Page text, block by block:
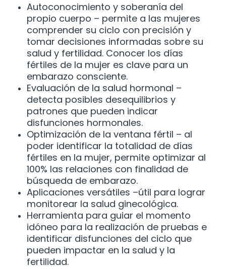
Autoconocimiento y soberanía del
propio cuerpo – permite a las mujeres
comprender su ciclo con precisión y
tomar decisiones informadas sobre su
salud y fertilidad. Conocer los días
fértiles de la mujer es clave para un
embarazo consciente.
Evaluación de la salud hormonal –
detecta posibles desequilibrios y
patrones que pueden indicar
disfunciones hormonales.
Optimización de la ventana fértil – al
poder identificar la totalidad de días
fértiles en la mujer, permite optimizar al
100% las relaciones con finalidad de
búsqueda de embarazo.
Aplicaciones versátiles –útil para lograr
monitorear la salud ginecológica.
Herramienta para guiar el momento
idóneo para la realización de pruebas e
identificar disfunciones del ciclo que
pueden impactar en la salud y la
fertilidad.